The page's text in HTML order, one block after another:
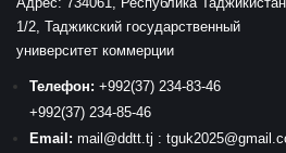
1/2, Таджикский государственный
университет коммерции
Телефон: +992(37) 234-83-46
+992(37) 234-85-46
Email: mail @ddtt.tj :